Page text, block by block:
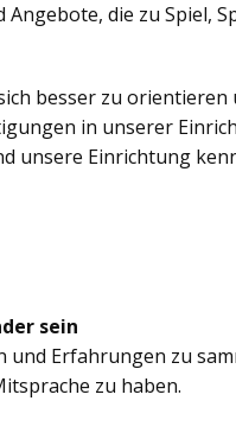
die zu Spiel,
besser zu
in unserer
unsere Einrichtung
sein
Erfahrungen zu
zu haben.